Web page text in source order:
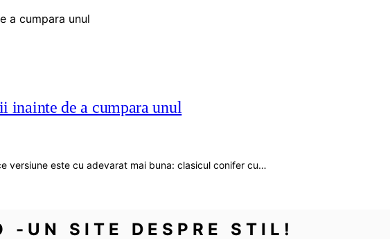
inainte de a cumpara unul
versiune este cu adevarat mai buna: clasicul conifer cu…